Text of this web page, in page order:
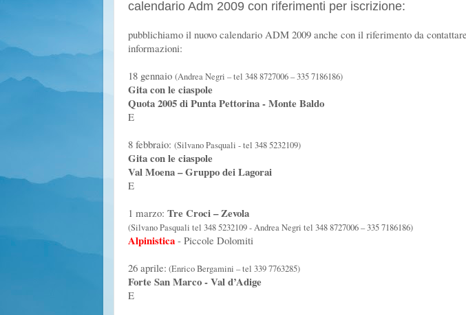
calendario Adm 2009 con riferimenti per iscrizione:
pubblichiamo il nuovo calendario ADM 2009 anche con il riferimento da
informazioni:
18 gennaio (Andrea Negri – tel 348 8727006 – 335 7186186)
Gita con le ciaspole
Quota 2005 di Punta Pettorina - Monte Baldo
E
8 febbraio: (Silvano Pasquali - tel 348 5232109)
Gita con le ciaspole
Val Moena – Gruppo dei Lagorai
E
1 marzo: Tre Croci – Zevola
(Silvano Pasquali tel 348 5232109 - Andrea Negri tel 348 8727006 – 335 7186186)
Alpinistica- Piccole Dolomiti
26 aprile: (Enrico Bergamini – tel 339 7763285)
Forte San Marco - Val d’Adige
E